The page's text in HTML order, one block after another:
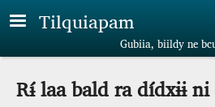
Skip to main content
Tilquiapam
Gubiia, biildy ne
Rɨ́ laa bald ra dídxɨɨ